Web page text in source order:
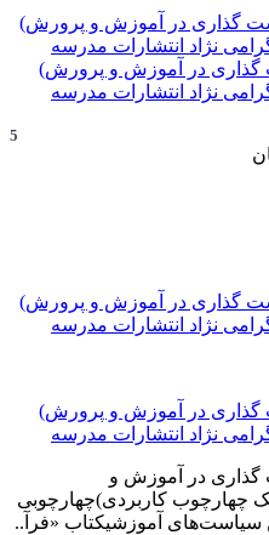
گذاری در آموزش و پرورش)
نژاد انتشارات مدرسه
5
گذاری در آموزش و پرورش)
نژاد انتشارات مدرسه
گذاری در آموزش و
چهارچوب کاربردی)چهارچوبی
سیاست‌های آموزشیکتاب «فرآ..